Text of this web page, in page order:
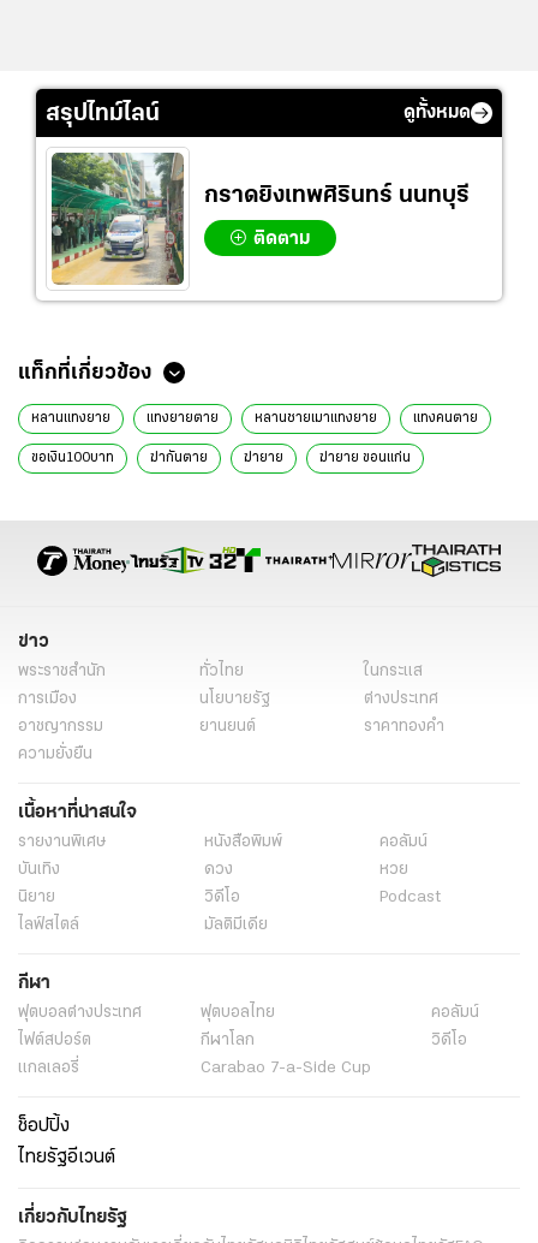
สรุปไทม์ไลน์ ดูทั้งหมด
กราดยิงเทพศิรินทร์ นนทบุรี
ติดตาม
ข่าวที่เกี่ยวข้อง
เด็กหญิงวัย 14 ใช้มีดแทงคอยายดับสลดคาบ้านพัก ปมกดดันถูกด่าทอเป็น
ประจำ
รุ่นน้องวัย 17 สางปมแค้นรุ่นพี่พูดจาดูถูก คว้ามีดแทงตัดขั้วหัวใจเสียชีวิต
รวบแล้ว เฒ่าวัย 83 ใช้มีดแทงอดีตคนรักดับ อ้างหึงหวง-ถูกทำร้ายก่อน
แท็กที่เกี่ยวข้อง
ขอเงิน100บาท
ข่าวอาชญากรรม ข่าวขอนแก่น ข่าวทั่วไป
ข่าว
พระราชสำนัก ทั่วไทย
การเมือง
นโยบายรัฐ
ต่างประเทศ
อาชญากรรม
ยานยนต์
ราคาทองคำ
เนื้อหาที่น่าสนใจ
บันเทิง